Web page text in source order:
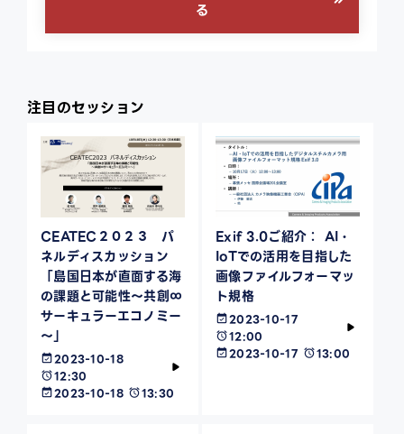
る
注目のセッション
CEATEC２０２３ パ
ネルディスカッション
「島国日本が直面する海
の課題と可能性～共創∞
サーキュラーエコノミー
～」
2023-10-18
12:30
2023-10-18
13:30
Exif 3.0ご紹介： AI・
IoTでの活用を目指した
画像ファイルフォーマッ
ト規格
2023-10-17
12:00
2023-10-17
13:00